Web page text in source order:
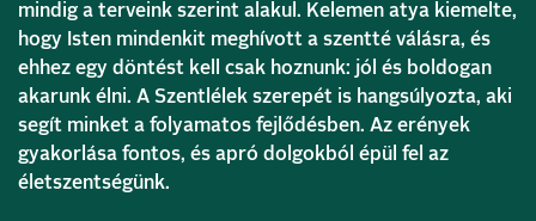
mindig a terveink szerint alakul. Kelemen atya kiemelte,
hogy Isten mindenkit meghívott a szentté válásra, és
ehhez egy döntést kell csak hoznunk: jól és boldogan
akarunk élni. A Szentlélek szerepét is hangsúlyozta, aki
segít minket a folyamatos fejlődésben. Az erények
gyakorlása fontos, és apró dolgokból épül fel az
életszentségünk.